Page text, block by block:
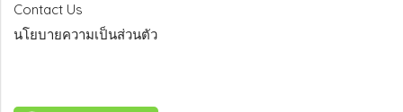
Contact Us
นโยบายความเป็นส่วนตัว